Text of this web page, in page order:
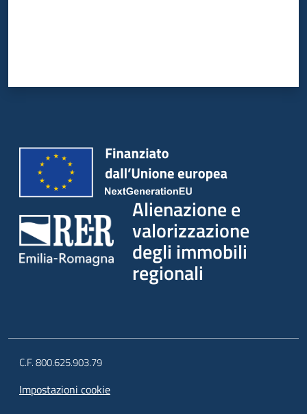
Alienazione e
valorizzazione
degli immobili
regionali
C.F. 800.625.903.79
Impostazioni cookie